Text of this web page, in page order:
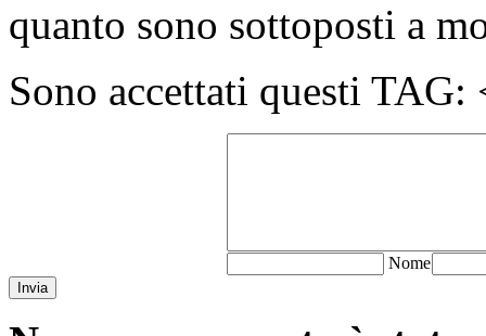
quanto sono sottoposti a
Sono accettati questi
Nome
Invia